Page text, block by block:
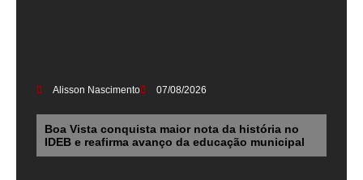
Alisson Nascimento 07/08/2026
Boa Vista conquista maior nota da história no
IDEB e reafirma avanço da educação municipal